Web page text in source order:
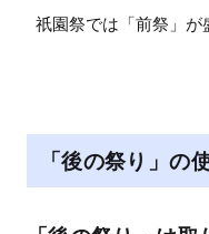
祇園祭では「前祭」が
「後の祭り」の